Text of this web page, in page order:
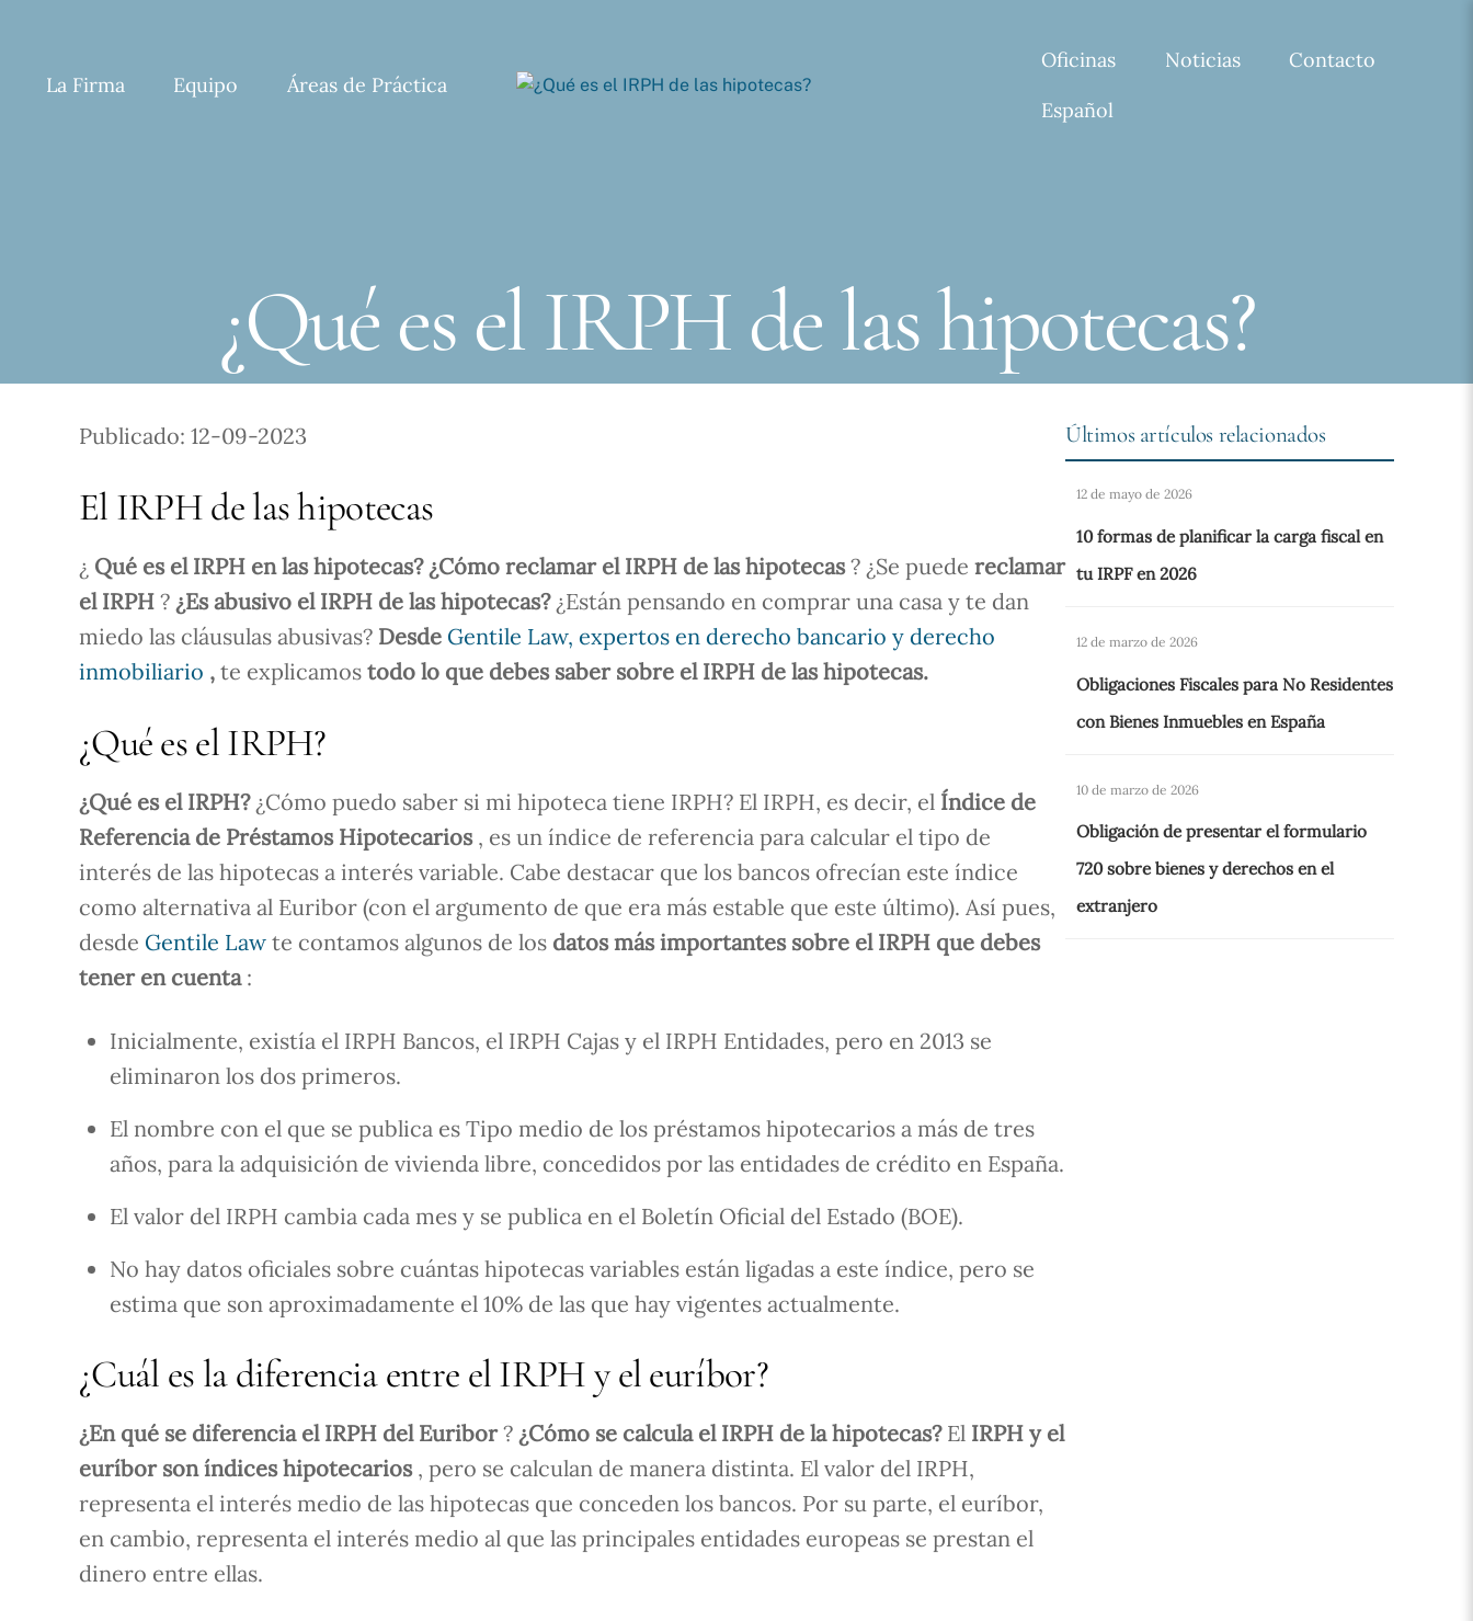
La Firma Equipo Áreas de Práctica
Oficinas Noticias
Contacto
Español
¿Qué es el IRPH de las hipotecas?
Publicado: 12-09-2023
El IRPH de las hipotecas
¿ Qué es el IRPH en las hipotecas? ¿Cómo reclamar el IRPH de las hipotecas? ¿Se puede reclamar
el IRPH ? ¿Es abusivo el IRPH de las hipotecas? ¿Están pensando en comprar una casa y te dan
miedo las cláusulas abusivas? Desde Gentile Law, expertos en derecho bancario y derecho
inmobiliario , te explicamos todo lo que debes saber sobre el IRPH de las hipotecas.
¿Qué es el IRPH?
¿Qué es el IRPH? ¿Cómo puedo saber si mi hipoteca tiene IRPH? El IRPH, es decir, el Índice de
Referencia de Préstamos Hipotecarios , es un índice de referencia para calcular el tipo de
interés de las hipotecas a interés variable. Cabe destacar que los bancos ofrecían este índice
como alternativa al Euribor (con el argumento de que era más estable que este último). Así pues,
desde Gentile Law te contamos algunos de los datos más importantes sobre el IRPH que debes
tener en cuenta :
Inicialmente, existía el IRPH Bancos, el IRPH Cajas y el IRPH Entidades, pero en 2013 se
eliminaron los dos primeros.
El nombre con el que se publica es Tipo medio de los préstamos hipotecarios a más de tres
años, para la adquisición de vivienda libre, concedidos por las entidades de crédito en España.
El valor del IRPH cambia cada mes y se publica en el Boletín Oficial del Estado (BOE).
No hay datos oficiales sobre cuántas hipotecas variables están ligadas a este índice, pero se
estima que son aproximadamente el 10% de las que hay vigentes actualmente.
¿Cuál es la diferencia entre el IRPH y el euríbor?
¿En qué se diferencia el IRPH del Euribor? ¿Cómo se calcula el IRPH de la hipotecas? El IRPH y el
euríbor son índices hipotecarios , pero se calculan de manera distinta. El valor del IRPH,
representa el interés medio de las hipotecas que conceden los bancos. Por su parte, el euríbor,
en cambio, representa el interés medio al que las principales entidades europeas se prestan el
dinero entre ellas.
Últimos artículos relacionados
12 de mayo de 2026
10 formas de planificar la carga fiscal en
tu IRPF en 2026
12 de marzo de 2026
Obligaciones Fiscales para No Residentes
con Bienes Inmuebles en España
10 de marzo de 2026
Obligación de presentar el formulario
720 sobre bienes y derechos en el
extranjero